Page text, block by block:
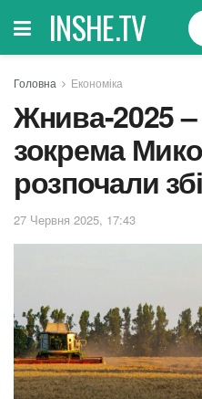
INSHE.TV
Головна Економіка
Жнива-2025 –
зокрема
розпочали
27 Червня 2025, 17:43